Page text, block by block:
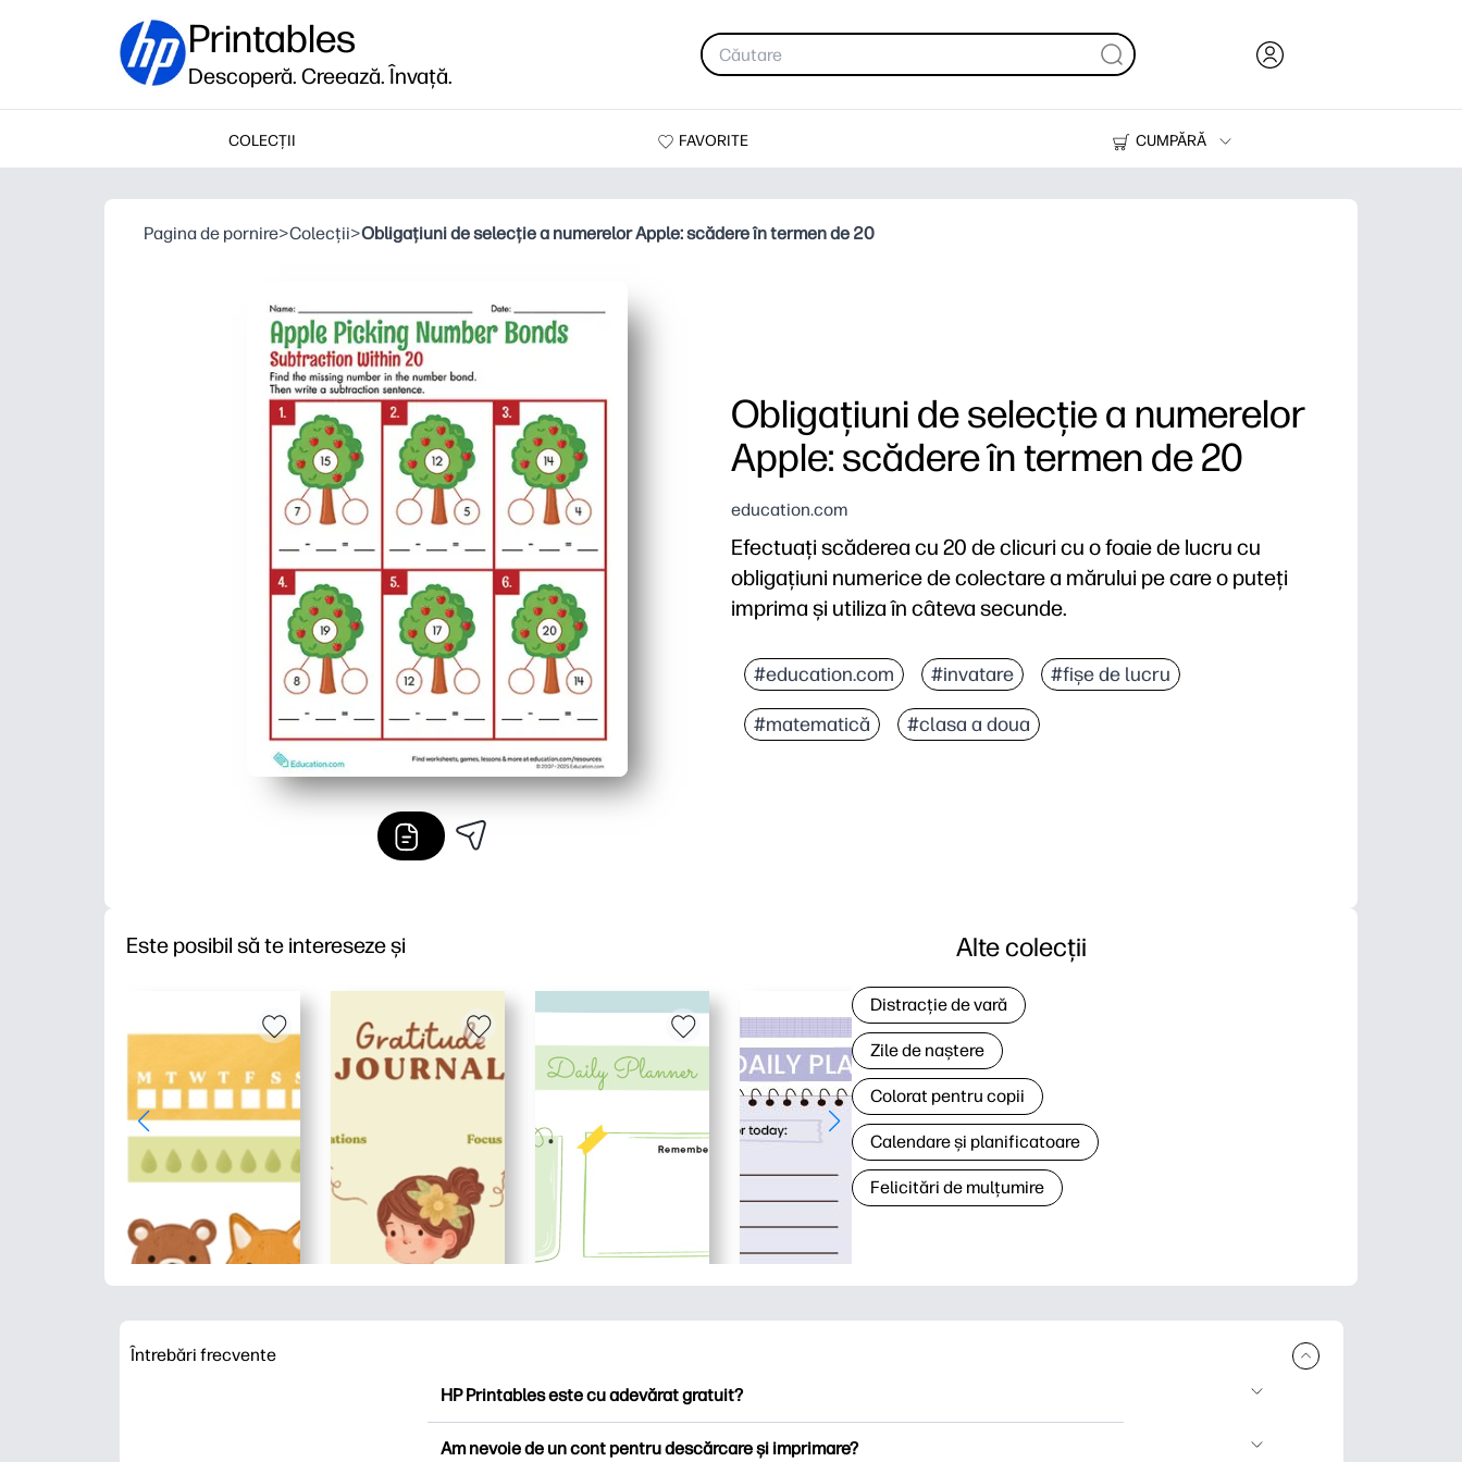
Printables
Descoperă. Creează. Învață.
COLECȚII FAVORITE
CUMPĂRĂ
Imprimante
Pagina de pornire>Colecții>Obligațiuni de selecție a numerelor Apple: scădere în termen de 20
Obligațiuni de selecție a numerelor
Apple: scădere în termen de 20
education.com
Efectuați scăderea cu 20 de clicuri cu o foaie de lucru cu
obligațiuni numerice de colectare a mărului pe care o puteți
imprima și utiliza în câteva secunde.
Construiește fluența faptelor prin legarea legăturilor numerice la strategii
Imaginile luminoase ale mărului evidențiază relațiile parțiale întregi, astfel
Perfect pentru clasa întâi și a doua - încălzire rapidă, centru de
#education.com #invatare #fișe de lucru
#matematică #clasa a doua
Este posibil să te intereseze și Alte colecții
Distracție de vară
Zile de naștere
Colorat pentru copii
Calendare și planificatoare
Felicitări de mulțumire
Întrebări frecvente
HP Printables este cu adevărat gratuit?
Am nevoie de un cont pentru descărcare și imprimare?